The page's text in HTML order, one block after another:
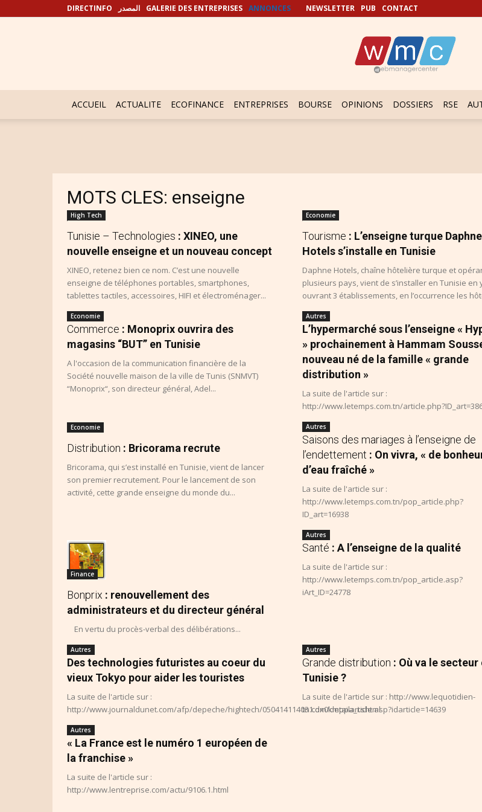
DIRECTINFO المصدر GALERIE DES ENTREPRISES ANNONCES NEWSLETTER PUB CONTACT
ACCUEIL ACTUALITE ECOFINANCE ENTREPRISES BOURSE OPINIONS DOSSIERS RSE
MOTS CLES: enseigne
High Tech
Tunisie – Technologies : XINEO, une
nouvelle enseigne et un nouveau concept
XINEO, retenez bien ce nom. C’est une nouvelle
enseigne de téléphones portables, smartphones,
tablettes tactiles, accessoires, HIFI et électroménager...
Economie
Tourisme : L’enseigne turque Daphne
Hotels s’installe en Tunisie
Daphne Hotels, chaîne hôtelière turque et
plusieurs pays, vient de s’installer en Tunisie en
ouvrant 3 établissements, en l’occurrence les
Economie
Commerce : Monoprix ouvrira des
magasins “BUT” en Tunisie
A l'occasion de la communication financière de la
Société nouvelle maison de la ville de Tunis (SNMVT)
“Monoprix“, son directeur général, Adel...
Autres
L’hypermarché sous l’enseigne «
» prochainement à Hammam
nouveau né de la famille « grande
distribution »
La suite de l'article sur :
http://www.letemps.com.tn/
Economie
Distribution : Bricorama recrute
Bricorama, qui s’est installé en Tunisie, vient de lancer
son premier recrutement. Pour le lancement de son
activité, cette grande enseigne du monde du...
Autres
Saisons des mariages à l’enseigne de
l’endettement : On vivra, « de
d’eau fraîché »
La suite de l'article sur :
http://www.letemps.com.tn/pop_article.php?
ID_art=16938
Finance
Bonprix : renouvellement des
administrateurs et du directeur général
En vertu du procès-verbal des délibérations...
Autres
Santé : A l’enseigne de la qualité
La suite de l'article sur :
http://www.letemps.com.tn/pop_article.asp?
iArt_ID=24778
Autres
Des technologies futuristes au coeur du
vieux Tokyo pour aider les touristes
La suite de l'article sur :
http://www.journaldunet.com/afp/depeche/hightech/050414114031.dx0kmppa_i.shtml
Autres
Grande distribution : Où va le secteur
Tunisie ?
La suite de l'article sur : http://www.lequotidien-
tn.com/detailarticle.asp?idarticle=14639
Autres
« La France est le numéro 1 européen de
la franchise »
La suite de l'article sur :
http://www.lentreprise.com/actu/9106.1.html